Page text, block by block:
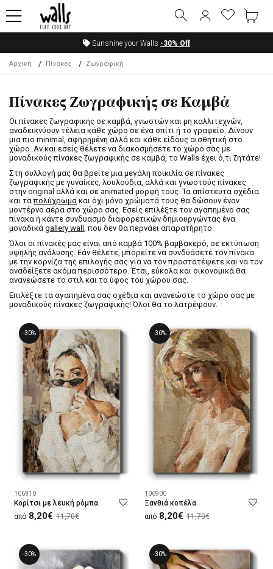
Sunshine your Walls -30% Off
Αρχική Πίνακες Ζωγραφική
Πίνακες Ζωγραφικής σε Καμβά
Οι πίνακες ζωγραφικής σε καμβά, γνωστών και μη καλλιτεχνών,
αναδεικνύουν τέλεια κάθε χώρο σε ένα σπίτι ή το γραφείο. Δίνουν
μια πιο minimal, αφηρημένη αλλά και κάθε είδους αισθητική στο
χώρο. Αν και εσείς θέλετε να διακοσμήσετε το χώρο σας με
μοναδικούς πίνακες ζωγραφικής σε καμβά, το Walls έχει ό,τι ζητάτε!
Στη συλλογή μας θα βρείτε μια μεγάλη ποικιλία σε πίνακες
ζωγραφικής με γυναίκες, λουλούδια, αλλά και γνωστούς πίνακες
στην original αλλά και σε animated μορφή τους. Τα απίστευτα σχέδια
και ταπολύχρωμα και όχι μόνο χρώματά τους θα δώσουν έναν
μοντέρνο αέρα στο χώρο σας. Εσείς επιλέξτε τον αγαπημένο σας
πίνακα ή κάντε συνδυασμό διαφορετικών δημιουργώντας ένα
μοναδικά gallery wall , που δεν θα περνάει απαρατήρητο.
Όλοι οι πίνακές μας είναι από καμβά 100% βαμβακερό, σε εκτύπωση
υψηλής ανάλυσης. Εάν θέλετε, μπορείτε να συνδυάσετε τον πίνακα
με την κορνίζα της επιλογής σας για να τον προστατέψετε και να τον
αναδείξετε ακόμα περισσότερο. Έτσι, εύκολα και οικονομικά θα
ανανεώσετε το στιλ και το ύφος του χώρου σας.
Επιλέξτε τα αγαπημένα σας σχέδια και ανανεώστε το χώρο σας με
μοναδικούς πίνακες ζωγραφικής! Όλοι θα το λατρέψουν.
-30%
106910
Κορίτσι με λευκή ρόμπα
από 8,20€ 11,70€
-30%
106900
Ξανθιά κοπέλα
από 8,20€ 11,70€
-30% -30%